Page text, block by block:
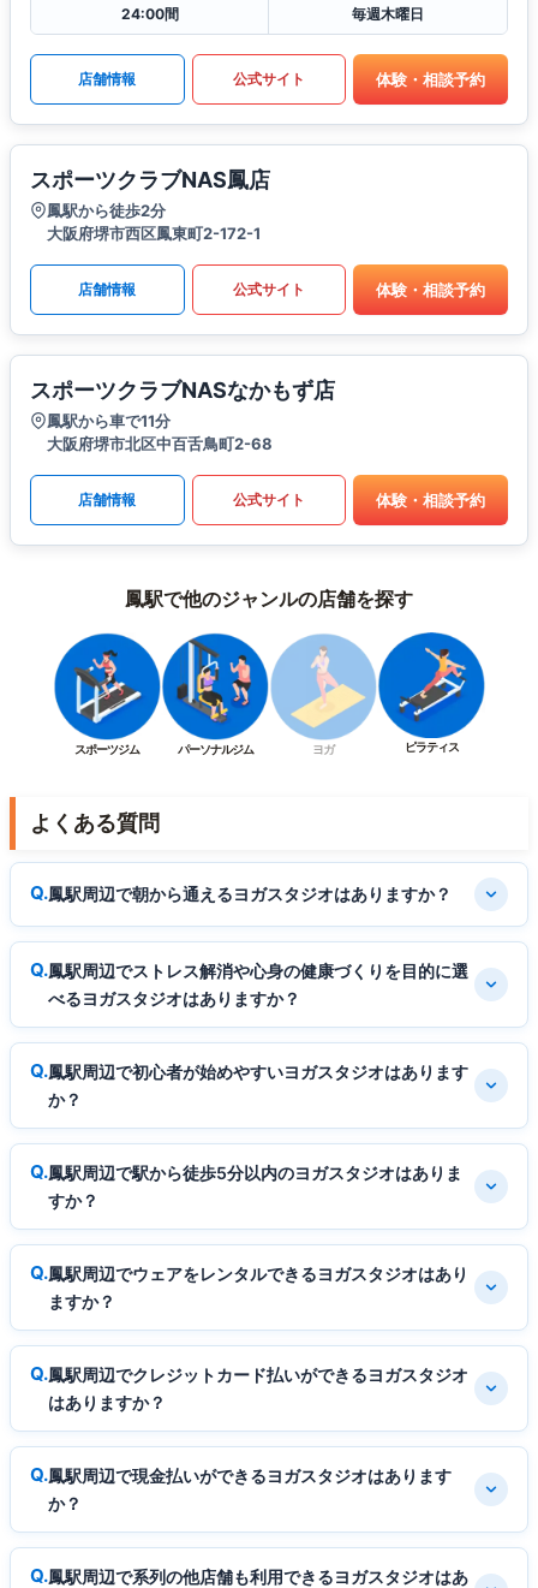
24:00間 毎週木曜日
店舗情報 公式サイト 体験・相談予約
スポーツクラブNAS鳳店
鳳駅から徒歩2分
大阪府堺市西区鳳東町2-172-1
店舗情報 公式サイト 体験・相談予約
スポーツクラブNASなかもず店
鳳駅から車で11分
大阪府堺市北区中百舌鳥町2-68
店舗情報 公式サイト 体験・相談予約
鳳駅で他のジャンルの店舗を探す
スポーツジム パーソナルジム ヨガ ピラティス
よくある質問
鳳駅周辺で朝から通えるヨガスタジオはありますか？
鳳駅周辺でストレス解消や心身の健康づくりを目的に選
べるヨガスタジオはありますか？
鳳駅周辺で初心者が始めやすいヨガスタジオはあります
か？
鳳駅周辺で駅から徒歩5分以内のヨガスタジオはありま
すか？
鳳駅周辺でウェアをレンタルできるヨガスタジオはあり
ますか？
鳳駅周辺でクレジットカード払いができるヨガスタジオ
はありますか？
鳳駅周辺で現金払いができるヨガスタジオはあります
か？
鳳駅周辺で系列の他店舗も利用できるヨガスタジオはあ